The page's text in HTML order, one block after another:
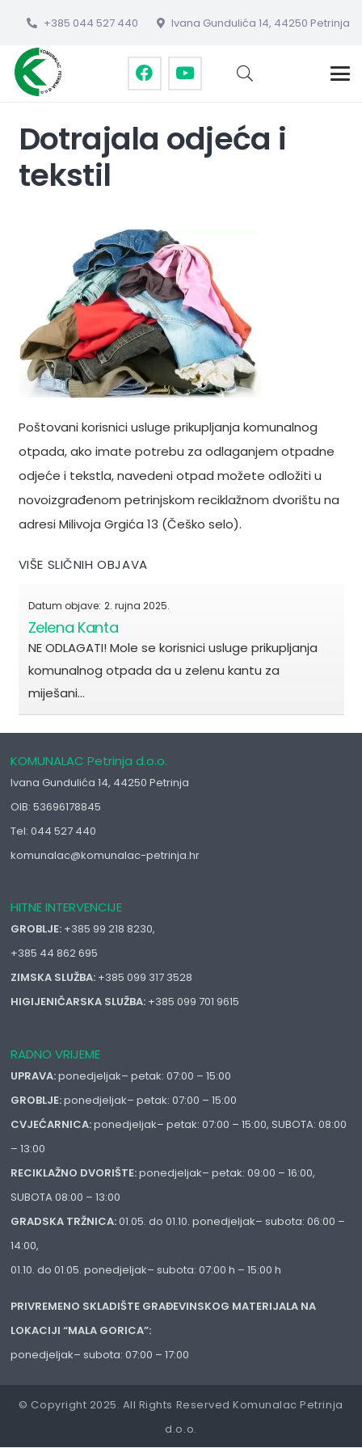
+385 044 527 440 Ivana Gundulića 14, 44250 Petrinja
Dotrajala odjeća i
tekstil
Poštovani korisnici usluge prikupljanja komunalnog
otpada, ako imate potrebu za odlaganjem otpadne
odjeće i tekstla, navedeni otpad možete odložiti u
novoizgrađenom petrinjskom reciklažnom dvorištu na
adresi Milivoja Grgića 13 (Češko selo).
VIŠE SLIČNIH OBJAVA
Datum objave: 2. rujna 2025.
Zelena Kanta
NE ODLAGATI! Mole se korisnici usluge prikupljanja
komunalnog otpada da u zelenu kantu za
miješani…
KOMUNALAC Petrinja d.o.o.
Ivana Gundulića 14, 44250 Petrinja
OIB: 53696178845
Tel: 044 527 440
komunalac@komunalac-petrinja.hr
HITNE INTERVENCIJE
GROBLJE: +385 99 218 8230,
+385 44 862 695
ZIMSKA SLUŽBA: +385 099 317 3528
HIGIJENIČARSKA SLUŽBA: +385 099 701 9615
RADNO VRIJEME
UPRAVA:ponedjeljak– petak: 07:00 – 15:00
GROBLJE:ponedjeljak– petak: 07:00 – 15:00
CVJEĆARNICA:ponedjeljak– petak: 07:00 – 15:00, SUBOTA: 08:00
– 13:00
RECIKLAŽNO DVORIŠTE:ponedjeljak– petak: 09:00 – 16:00,
SUBOTA 08:00 – 13:00
GRADSKA TRŽNICA:01.05. do 01.10. ponedjeljak– subota: 06:00 –
14:00,
01.10. do 01.05. ponedjeljak– subota: 07:00 h – 15:00 h
PRIVREMENO SKLADIŠTE GRAĐEVINSKOG MATERIJALA NA
LOKACIJI “MALA GORICA”:
ponedjeljak– subota: 07:00 – 17:00
© Copyright 2025. All Rights Reserved Komunalac Petrinja
d.o.o.